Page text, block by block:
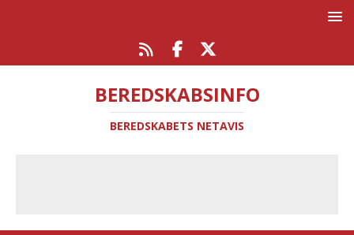
BEREDSKABSINFO
BEREDSKABETS NETAVIS